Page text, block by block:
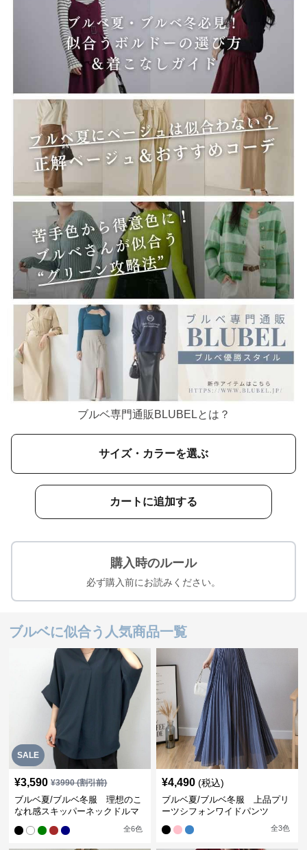
ブルベ専門通販BLUBELとは？
サイズ・カラーを選ぶ
カートに追加する
購入時のルール
必ず購入前にお読みください。
ブルベに似合う人気商品一覧
SALE
¥3,590 ¥3990(割引前)
ブルベ夏/ブルベ冬服 理想のこ
なれ感スキッパーネックドルマ
全6色
¥4,490 (税込)
ブルベ夏/ブルベ冬服 上品プリ
ーツシフォンワイドパンツ
全3色